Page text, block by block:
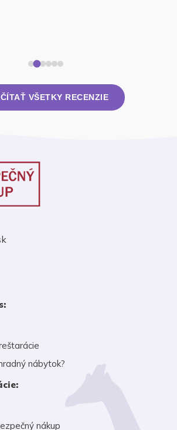
VŠETKY RECENZIE
nákup
nábytok?